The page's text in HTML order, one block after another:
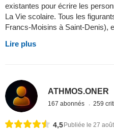
existantes pour écrire les
La Vie scolaire. Tous les
Francs-Moisins à Saint-Denis),
Lire plus
ATHMOS.ONER
167 abonnés 259
4,5 Publiée le 27